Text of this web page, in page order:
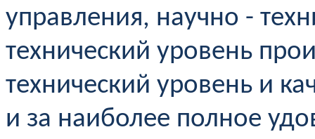
управления, научно -
технический уровень
технический уровень и
и за наиболее полное